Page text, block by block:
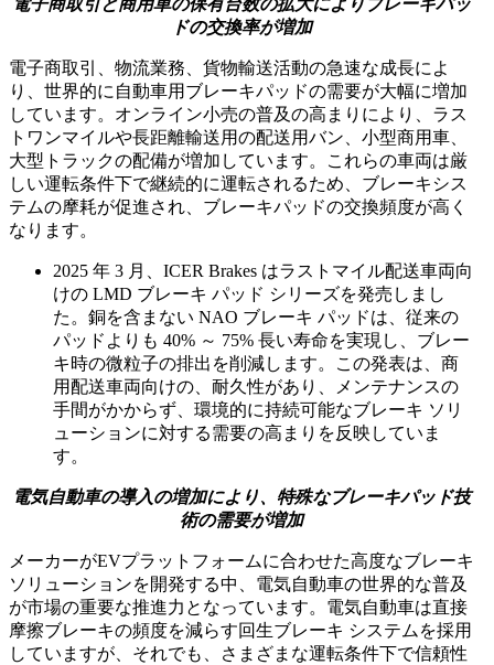
電子商取引と商用車の保有台数の拡大によりブレーキパッ
ドの交換率が増加
電子商取引、物流業務、貨物輸送活動の急速な成長によ
り、世界的に自動車用ブレーキパッドの需要が大幅に増加
しています。オンライン小売の普及の高まりにより、ラス
トワンマイルや長距離輸送用の配送用バン、小型商用車、
大型トラックの配備が増加しています。これらの車両は厳
しい運転条件下で継続的に運転されるため、ブレーキシス
テムの摩耗が促進され、ブレーキパッドの交換頻度が高く
なります。
2025 年 3 月、ICER Brakes はラストマイル配送車両向
けの LMD ブレーキ パッド シリーズを発売しまし
た。銅を含まない NAO ブレーキ パッドは、従来の
パッドよりも 40% ～ 75% 長い寿命を実現し、ブレー
キ時の微粒子の排出を削減します。この発表は、商
用配送車両向けの、耐久性があり、メンテナンスの
手間がかからず、環境的に持続可能なブレーキ ソリ
ューションに対する需要の高まりを反映していま
す。
電気自動車の導入の増加により、特殊なブレーキパッド技
術の需要が増加
メーカーがEVプラットフォームに合わせた高度なブレーキ
ソリューションを開発する中、電気自動車の世界的な普及
が市場の重要な推進力となっています。電気自動車は直接
摩擦ブレーキの頻度を減らす回生ブレーキ システムを採用
していますが、それでも、さまざまな運転条件下で信頼性